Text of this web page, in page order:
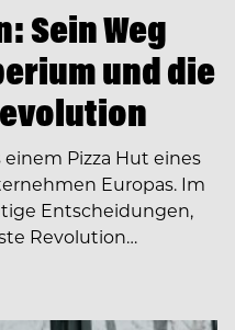
Sein Weg
und die
Pizza Hut eines
Europas. Im
Entscheidungen,
Revolution…